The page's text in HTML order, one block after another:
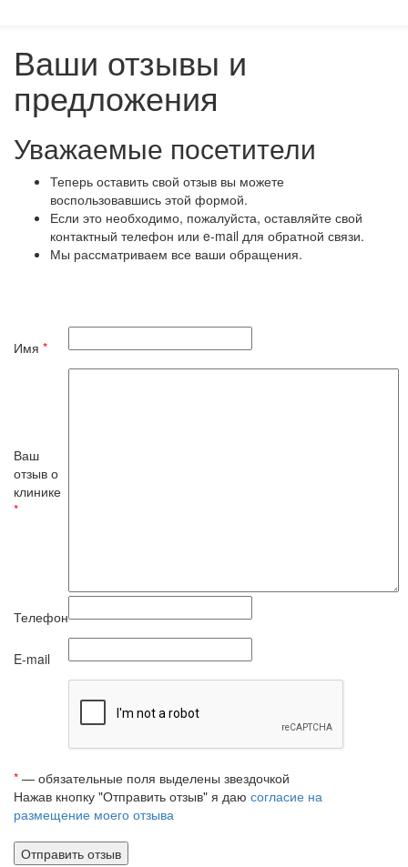
Ваши отзывы и
предложения
Уважаемые посетители
Теперь оставить свой отзыв вы можете
воспользовавшись этой формой.
Если это необходимо, пожалуйста, оставляйте свой
контактный телефон или e-mail для обратной связи.
Мы рассматриваем все ваши обращения.
Имя *
Ваш
отзыв о
клинике
*
Телефон
E-mail
* — обязательные поля выделены звездочкой
Нажав кнопку "Отправить отзыв" я даю согласие на
размещение моего отзыва